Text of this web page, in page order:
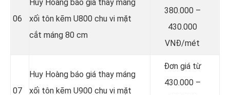
06
Huy Hoàng báo giá thay máng
xối tôn kẽm U800 chu vi mặt
cắt máng 80 cm
380.000 –
430.000
VNĐ/mét
07
Huy Hoàng báo giá thay máng
xối tôn kẽm U900 chu vi mặt
Đơn giá từ
430.000 –